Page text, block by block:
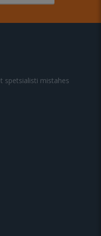
spetsialisti mistahes